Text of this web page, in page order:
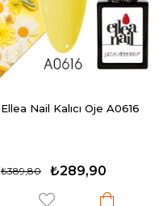
Ellea Nail Kalıcı Oje A0616
₺289,90
₺389,80